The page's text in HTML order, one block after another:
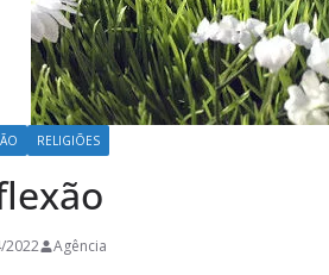
RELIGIÕES
2022 Agência